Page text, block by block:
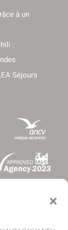
à un
:
Séjours